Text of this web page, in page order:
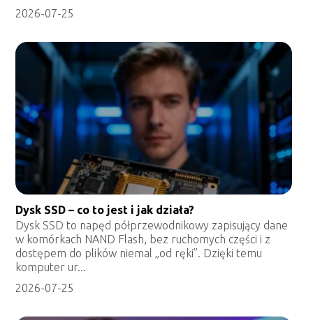
2026-07-25
Dysk SSD – co to jest i jak działa?
Dysk SSD to napęd półprzewodnikowy zapisujący dane
w komórkach NAND Flash, bez ruchomych części i z
dostępem do plików niemal „od ręki”. Dzięki temu
komputer ur...
2026-07-25